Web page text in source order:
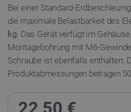
Bei einer Standard-
die maximale Belastbarkeit des
kg. Das Gerät verfügt im
Montagebohrung mit M6-
Schraube ist ebenfalls enthalten.
Produktabmessungen betragen
22,50 €